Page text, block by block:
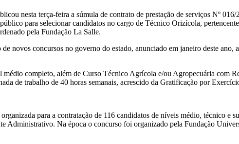
nesta terça-feira a súmula de contrato de prestação de serviços Nº
para selecionar candidatos no cargo de Técnico Orizícola,
pela Fundação La Salle.
novos concursos no governo do estado, anunciado em janeiro deste
completo, além de Curso Técnico Agrícola e/ou Agropecuária com
de trabalho de 40 horas semanais, acrescido da Gratificação por
para a contratação de 116 candidatos de níveis médio, técnico
Administrativo. Na época o concurso foi organizado pela Fundação